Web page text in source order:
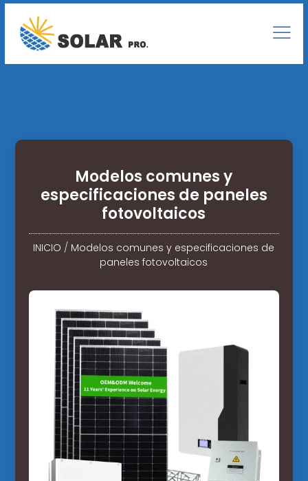
Modelos comunes y
especificaciones de paneles
fotovoltaicos
INICIO / Modelos comunes y especificaciones de
paneles fotovoltaicos